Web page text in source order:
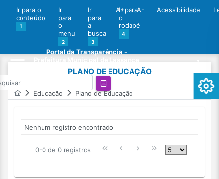
Ir para o
conteúdo
1
Ir
para
o
menu
2
Ir
para
a
busca
3
Ir para
o
rodapé
4
A+ A- Acessibilidade
Portal da Transparência -
PLANO DE EDUCAÇÃO
Educação Plano de Educação
Nenhum registro encontrado
0-0 de 0 registros